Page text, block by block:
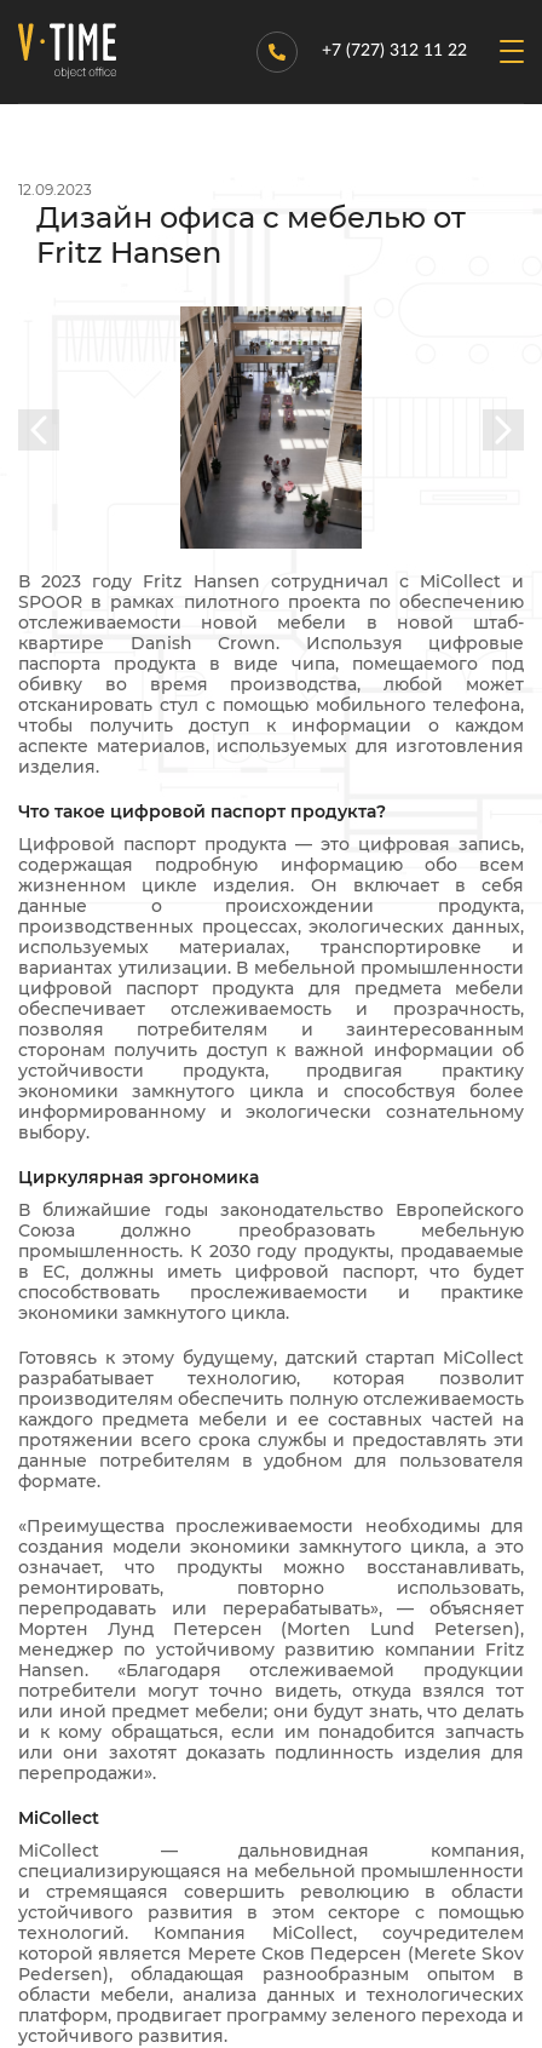
+7 (727) 312 11 22
12.09.2023
Дизайн офиса с мебелью от
Fritz Hansen
В 2023 году Fritz Hansen сотрудничал с MiCollect и
SPOOR в рамках пилотного проекта по обеспечению
отслеживаемости новой мебели в новой штаб-
квартире Danish Crown. Используя цифровые
паспорта продукта в виде чипа, помещаемого под
обивку во время производства, любой может
отсканировать стул с помощью мобильного телефона,
чтобы получить доступ к информации о каждом
аспекте материалов, используемых для изготовления
изделия.
Что такое цифровой паспорт продукта?
Цифровой паспорт продукта — это цифровая запись,
содержащая подробную информацию обо всем
жизненном цикле изделия. Он включает в себя
данные о происхождении продукта,
производственных процессах, экологических данных,
используемых материалах, транспортировке и
вариантах утилизации. В мебельной промышленности
цифровой паспорт продукта для предмета мебели
обеспечивает отслеживаемость и прозрачность,
позволяя потребителям и заинтересованным
сторонам получить доступ к важной информации об
устойчивости продукта, продвигая практику
экономики замкнутого цикла и способствуя более
информированному и экологически сознательному
выбору.
Циркулярная эргономика
В ближайшие годы законодательство Европейского
Союза должно преобразовать мебельную
промышленность. К 2030 году продукты, продаваемые
в ЕС, должны иметь цифровой паспорт, что будет
способствовать прослеживаемости и практике
экономики замкнутого цикла.
Готовясь к этому будущему, датский стартап MiCollect
разрабатывает технологию, которая позволит
производителям обеспечить полную отслеживаемость
каждого предмета мебели и ее составных частей на
протяжении всего срока службы и предоставлять эти
данные потребителям в удобном для пользователя
формате.
«Преимущества прослеживаемости необходимы для
создания модели экономики замкнутого цикла, а это
означает, что продукты можно восстанавливать,
ремонтировать, повторно использовать,
перепродавать или перерабатывать», — объясняет
Мортен Лунд Петерсен (Morten Lund Petersen),
менеджер по устойчивому развитию компании Fritz
Hansen. «Благодаря отслеживаемой продукции
потребители могут точно видеть, откуда взялся тот
или иной предмет мебели; они будут знать, что делать
и к кому обращаться, если им понадобится запчасть
или они захотят доказать подлинность изделия для
перепродажи».
MiCollect
MiCollect — дальновидная компания,
специализирующаяся на мебельной промышленности
и стремящаяся совершить революцию в области
устойчивого развития в этом секторе с помощью
технологий. Компания MiCollect, соучредителем
которой является Мерете Сков Педерсен (Merete Skov
Pedersen), обладающая разнообразным опытом в
области мебели, анализа данных и технологических
платформ, продвигает программу зеленого перехода и
устойчивого развития.